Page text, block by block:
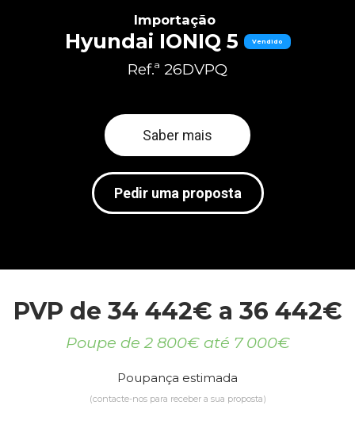
Importação
Hyundai IONIQ 5 Vendido
Ref.ª 26DVPQ
Saber mais
Pedir uma proposta
PVP de 34 442€ a 36 442€
Poupe de 2 800€ até 7 000€
Poupança estimada
(contacte-nos para receber a sua proposta)